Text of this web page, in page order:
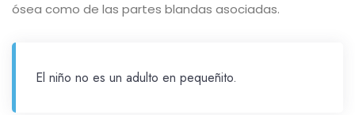
ósea como de las partes blandas asociadas.
El niño no es un adulto en pequeñito.